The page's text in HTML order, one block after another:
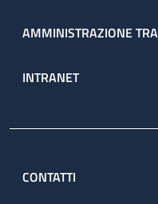
AMMINISTRAZIONE
INTRANET
CONTATTI